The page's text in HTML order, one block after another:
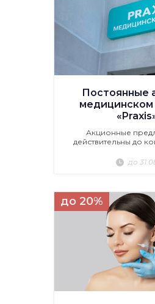
Постоянные
медицинском
Акционные
действительны до
до
до 20%